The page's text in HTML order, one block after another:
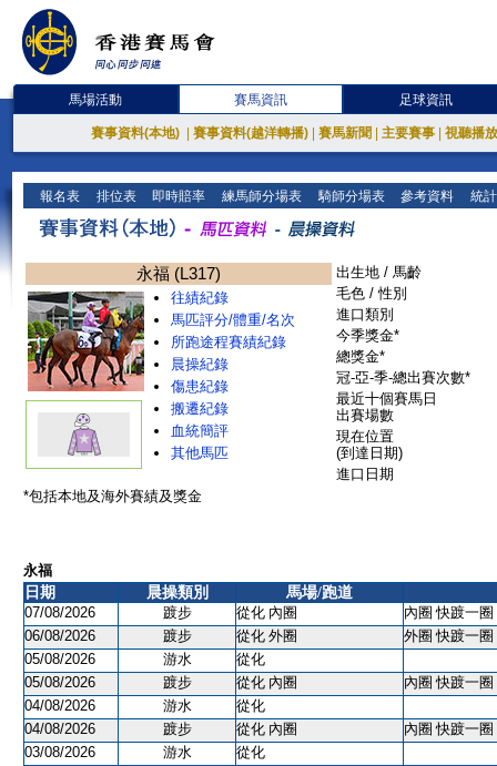
馬場活動 賽馬資訊 足球資訊
賽事資料(本地) 賽事資料(越洋轉播) 賽馬新聞 主要賽事 視聽播
報名表 排位表 即時賠率 練馬師分場表 騎師分場表 參考資料 統
永福 (L317)
往績紀錄
馬匹評分/體重/名次
所跑途程賽績紀錄
晨操紀錄
傷患紀錄
搬遷紀錄
血統簡評
其他馬匹
出生地 / 馬齡
毛色 / 性別
進口類別
今季獎金*
總獎金*
冠-亞-季-總出賽次數*
最近十個賽馬日
出賽場數
現在位置
(到達日期)
進口日期
*包括本地及海外賽績及獎金
永福
日期
晨操類別
馬場/跑道
07/08/2026
踱步 從化 內圈
內圈 快踱一圈
06/08/2026
踱步 從化 外圈
外圈 快踱一圈
05/08/2026
游水
從化
05/08/2026
踱步 從化 內圈
內圈 快踱一圈
04/08/2026
游水
從化
04/08/2026
踱步 從化 內圈
內圈 快踱一圈
03/08/2026
游水
從化